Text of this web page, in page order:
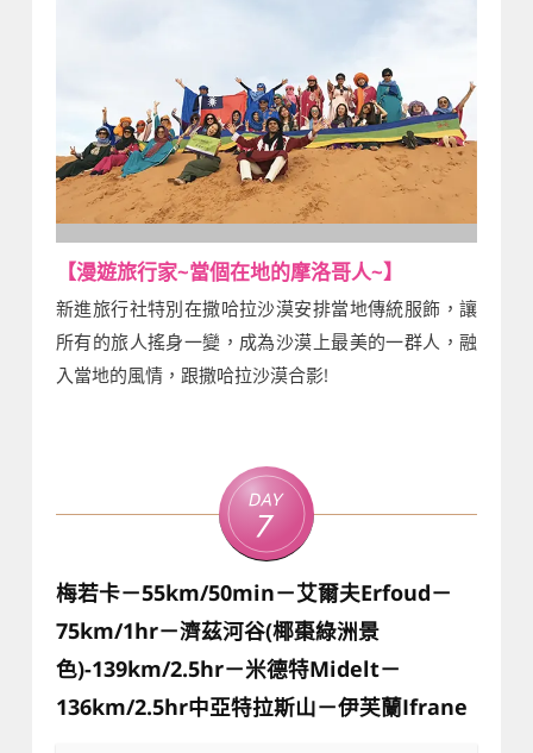
【漫遊旅行家~當個在地的摩洛哥人~】
新進旅行社特別在撒哈拉沙漠安排當地傳統服飾，讓
所有的旅人搖身一變，成為沙漠上最美的一群人，融
入當地的風情，跟撒哈拉沙漠合影!
Day
7
梅若卡－55km/50min－艾爾夫Erfoud－
75km/1hr－濟茲河谷(椰棗綠洲景
色)-139km/2.5hr－米德特Midelt－
136km/2.5hr中亞特拉斯山－伊芙蘭Ifrane